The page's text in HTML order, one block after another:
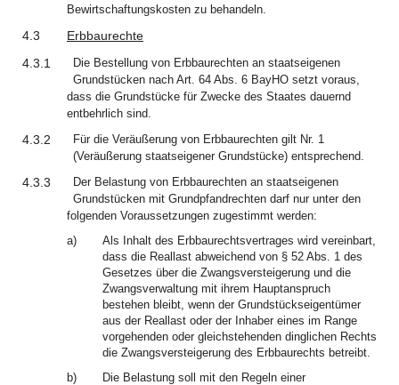
Bewirtschaftungskosten zu behandeln.
4.3
Erbbaurechte
4.3.1
Die Bestellung von Erbbaurechten an staatseigenen
Grundstücken nach Art. 64 Abs. 6 BayHO setzt voraus,
dass die Grundstücke für Zwecke des Staates dauernd
entbehrlich sind.
4.3.2
Für die Veräußerung von Erbbaurechten gilt Nr. 1
(Veräußerung staatseigener Grundstücke) entsprechend.
4.3.3
Der Belastung von Erbbaurechten an staatseigenen
Grundstücken mit Grundpfandrechten darf nur unter den
folgenden Voraussetzungen zugestimmt werden:
a)
Als Inhalt des Erbbaurechtsvertrages wird vereinbart,
dass die Reallast abweichend von § 52 Abs. 1 des
Gesetzes über die Zwangsversteigerung und die
Zwangsverwaltung mit ihrem Hauptanspruch
bestehen bleibt, wenn der Grundstückseigentümer
aus der Reallast oder der Inhaber eines im Range
vorgehenden oder gleichstehenden dinglichen Rechts
die Zwangsversteigerung des Erbbaurechts betreibt.
b)
Die Belastung soll mit den Regeln einer